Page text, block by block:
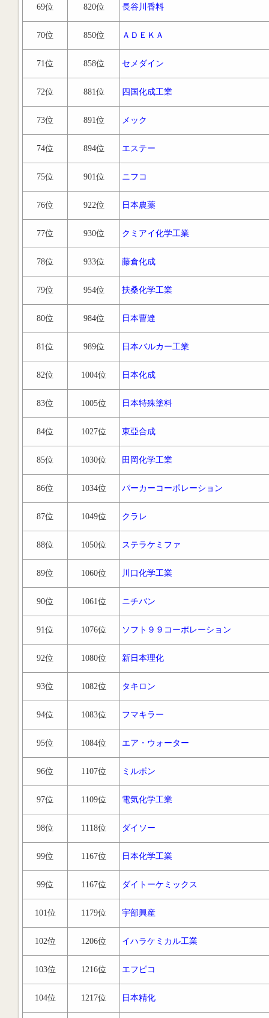
69位 820位 長谷川香料
70位 850位 ＡＤＥＫＡ
71位 858位 セメダイン
72位 881位 四国化成工業
73位 891位 メック
74位 894位 エステー
75位 901位 ニフコ
76位 922位 日本農薬
77位 930位 クミアイ化学工業
78位 933位 藤倉化成
79位 954位 扶桑化学工業
80位 984位 日本曹達
81位 989位 日本バルカー工業
82位 1004位 日本化成
83位 1005位 日本特殊塗料
84位 1027位 東亞合成
85位 1030位 田岡化学工業
86位 1034位 パーカーコーポレーション
87位 1049位 クラレ
88位 1050位 ステラケミファ
89位 1060位 川口化学工業
90位 1061位 ニチバン
91位 1076位 ソフト９９コーポレーション
92位 1080位 新日本理化
93位 1082位 タキロン
94位 1083位 フマキラー
95位 1084位 エア・ウォーター
96位 1107位 ミルボン
97位 1109位 電気化学工業
98位 1118位 ダイソー
99位 1167位 日本化学工業
99位 1167位 ダイトーケミックス
101位 1179位 宇部興産
102位 1206位 イハラケミカル工業
103位 1216位 エフピコ
104位 1217位 日本精化